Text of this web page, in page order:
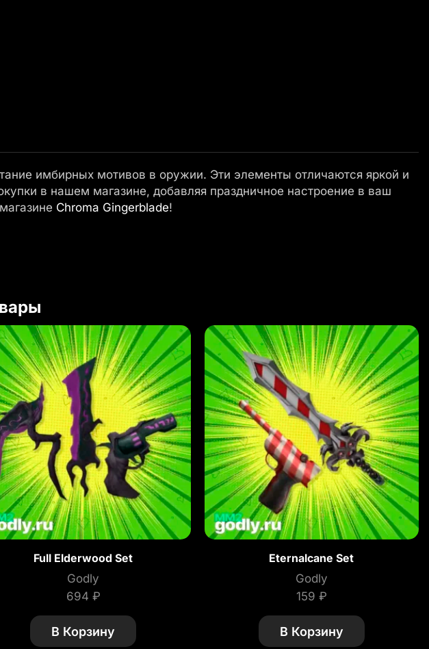
имбирных мотивов в оружии. Эти элементы отличаются яркой и
в нашем магазине, добавляя праздничное настроение в ваш
Chroma Gingerblade!
Full Elderwood Set
Godly
694 ₽
В Корзину
Eternalcane Set
Godly
159 ₽
В Корзину